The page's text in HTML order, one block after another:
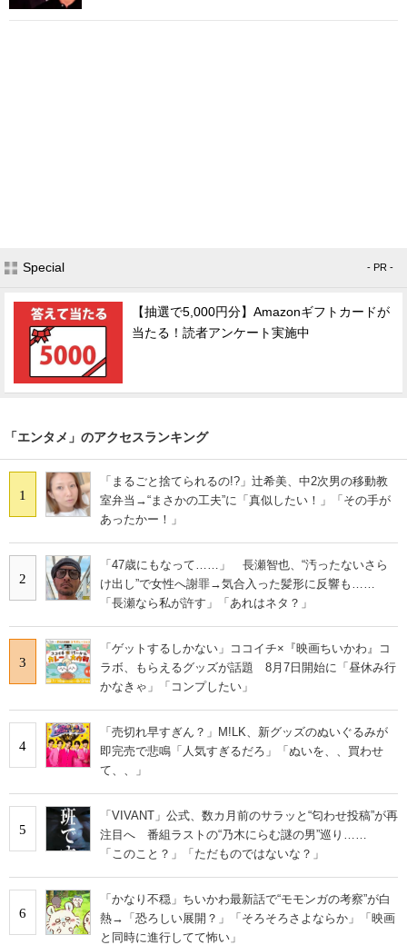
Special - PR -
【抽選で5,000円分】Amazonギフトカードが
当たる！読者アンケート実施中
「エンタメ」のアクセスランキング
1
「まるごと捨てられるの!?」辻希美、中2次男の移動教
室弁当→“まさかの工夫”に「真似したい！」「その手が
あったかー！」
2
「47歳にもなって……」 長瀬智也、“汚ったないさら
け出し”で女性へ謝罪→気合入った髪形に反響も……
「長瀬なら私が許す」「あれはネタ？」
3
「ゲットするしかない」ココイチ×『映画ちいかわ』コ
ラボ、もらえるグッズが話題 8月7日開始に「昼休み行
かなきゃ」「コンプしたい」
4
「売切れ早すぎん？」M!LK、新グッズのぬいぐるみが
即完売で悲鳴「人気すぎるだろ」「ぬいを、、買わせ
て、、」
5
「VIVANT」公式、数カ月前のサラッと“匂わせ投稿”が再
注目へ 番組ラストの“乃木にらむ謎の男”巡り……
「このこと？」「ただものではないな？」
6
「かなり不穏」ちいかわ最新話で“モモンガの考察”が白
熱→「恐ろしい展開？」「そろそろさよならか」「映画
と同時に進行してて怖い」